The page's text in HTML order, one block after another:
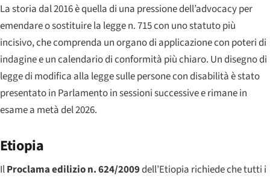
La storia dal 2016 è quella di una pressione dell’advocacy per
emendare o sostituire la legge n. 715 con uno statuto più
incisivo, che comprenda un organo di applicazione con poteri di
indagine e un calendario di conformità più chiaro. Un disegno di
legge di modifica alla legge sulle persone con disabilità è stato
presentato in Parlamento in sessioni successive e rimane in
esame a metà del 2026.
Etiopia
IlProclama edilizio n. 624/2009dell’Etiopia richiede che tutti i